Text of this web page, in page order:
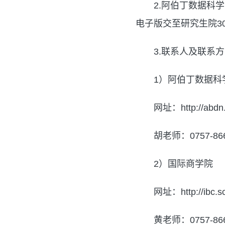
2.阿伯丁数据科
电子版交至研究生院
3.联系人及联系
1）阿伯丁数据
网址：http://
胡老师：0757-
2）国际商学院
网址：http://
黄老师：0757-